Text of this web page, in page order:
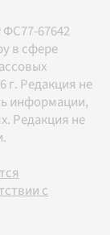
67642
в сфере
г. Редакция не
информации,
Редакция не
с